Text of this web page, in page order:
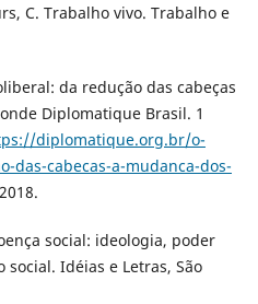
C. Trabalho vivo. Trabalho e
da redução das cabeças
Diplomatique Brasil. 1
diplomatique.org.br/o-
das-cabecas-a-mudanca-dos-
social: ideologia, poder
Idéias e Letras, São